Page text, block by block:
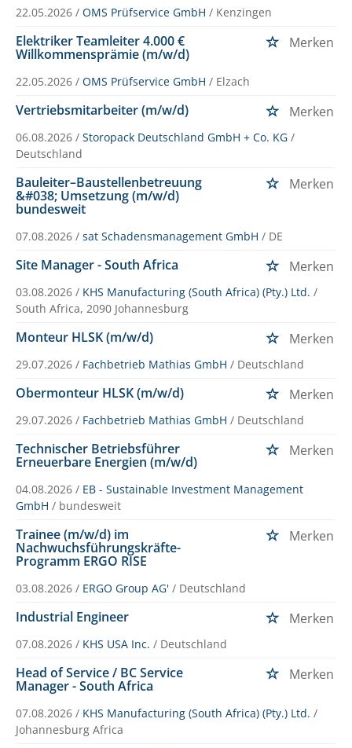
22.05.2026 / OMS Prüfservice GmbH / Kenzingen
Elektriker Teamleiter 4.000 €
Willkommensprämie (m/w/d)
Merken
22.05.2026 / OMS Prüfservice GmbH / Elzach
Vertriebsmitarbeiter (m/w/d) Merken
06.08.2026 / Storopack Deutschland GmbH + Co. KG /
Deutschland
Bauleiter–Baustellenbetreuung
&#038; Umsetzung (m/w/d)
bundesweit
Merken
07.08.2026 / sat Schadensmanagement GmbH / DE
Site Manager - South Africa Merken
03.08.2026 / KHS Manufacturing (South Africa) (Pty.) Ltd. /
South Africa, 2090 Johannesburg
Monteur HLSK (m/w/d) Merken
29.07.2026 / Fachbetrieb Mathias GmbH / Deutschland
Obermonteur HLSK (m/w/d) Merken
29.07.2026 / Fachbetrieb Mathias GmbH / Deutschland
Technischer Betriebsführer
Erneuerbare Energien (m/w/d)
Merken
04.08.2026 / EB - Sustainable Investment Management
GmbH / bundesweit
Trainee (m/w/d) im
Nachwuchsführungskräfte-
Programm ERGO RISE
Merken
03.08.2026 / ERGO Group AG' / Deutschland
Industrial Engineer Merken
07.08.2026 / KHS USA Inc. / Deutschland
Head of Service / BC Service
Manager - South Africa
Merken
07.08.2026 / KHS Manufacturing (South Africa) (Pty.) Ltd. /
Johannesburg Africa